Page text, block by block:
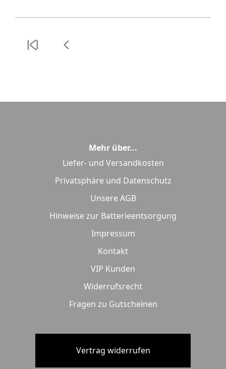
Mehr über...
Liefer- und Versandkosten
Privatsphäre und Datenschutz
Unsere AGB
Hinweise zur Batterieentsorgung
Impressum
Kontakt
VIP Kunden
Widerrufsrecht
Fragen zu Gutscheinen
Vertrag widerrufen